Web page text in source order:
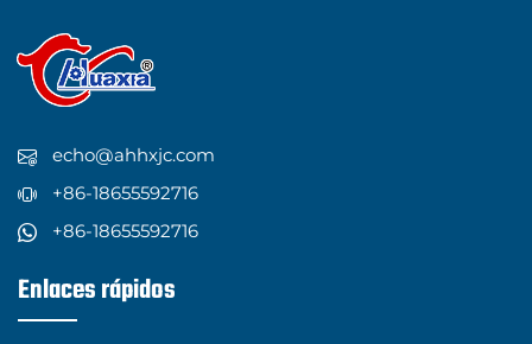
echo@ahhxjc.com
+86-18655592716
+86-18655592716
Enlaces rápidos